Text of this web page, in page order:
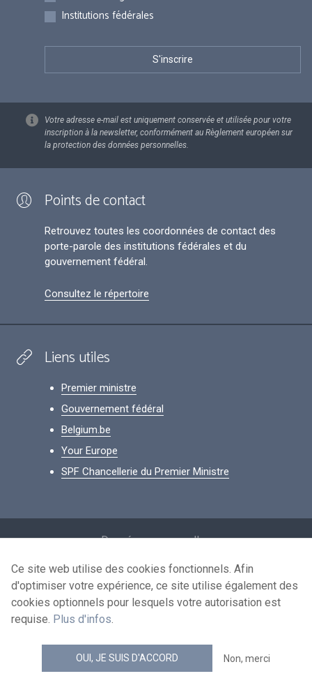
Institutions fédérales
Votre adresse e-mail est uniquement conservée et utilisée pour votre
inscription à la newsletter, conformément au Règlement européen sur
la protection des données personnelles.
Points de contact
Retrouvez toutes les coordonnées de contact des
porte-parole des institutions fédérales et du
gouvernement fédéral.
Consultez le répertoire
Liens utiles
Premier ministre
Gouvernement fédéral
Belgium.be
Your Europe
SPF Chancellerie du Premier Ministre
Données personnelles
Conditions de réutilisation
Contactez-nous
news.belgium flux RSS
Ce site web utilise des cookies fonctionnels. Afin
d'optimiser votre expérience, ce site utilise également des
cookies optionnels pour lesquels votre autorisation est
requise. Plus d'infos.
OUI, JE SUIS D'ACCORD Non, merci